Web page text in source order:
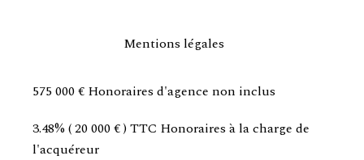
Mentions légales
575 000 € Honoraires d'agence non inclus
3.48% ( 20 000 € ) TTC Honoraires à la charge de
l'acquéreur